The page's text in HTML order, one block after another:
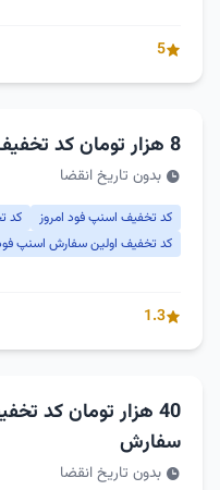
5
8 هزار تومان کد تخفیف نان اسنپ فود سفارش اول
بدون تاریخ انقضا
کد تخفیف اسنپ فود امروز
کد
کد تخفیف اولین سفارش اسنپ
1.3
40 هزار تومان کد
سفارش
بدون تاریخ انقضا